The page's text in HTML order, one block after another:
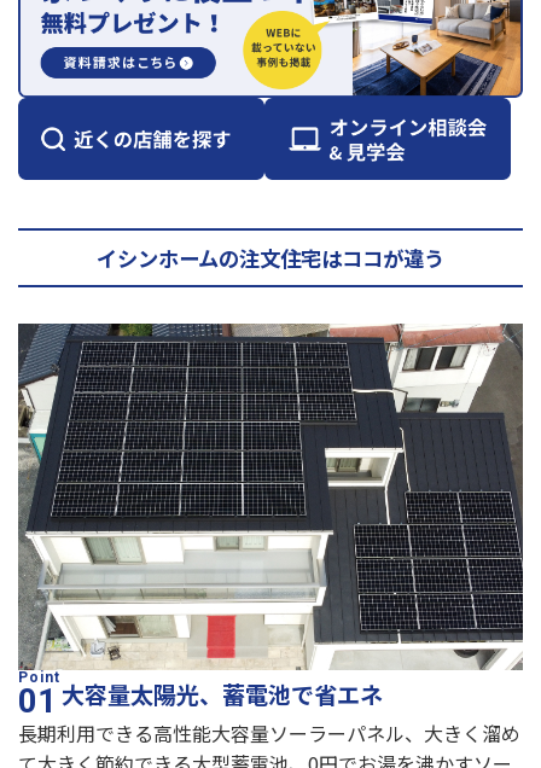
イシンホームの注文住宅はココが違う
大容量太陽光、蓄電池で省エネ
長期利用できる高性能大容量ソーラーパネル、大きく溜め